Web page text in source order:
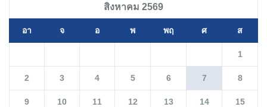
สิงหาคม 2569
อา จ อ พ พฤ ศ ส
1
2 3 4 5 6 7 8
9 10 11 12 13 14 15